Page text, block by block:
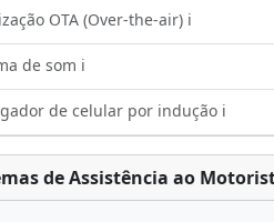
OTA (Over-the-air) ℹ️
de som ℹ️
de celular por indução ℹ️
de Assistência ao